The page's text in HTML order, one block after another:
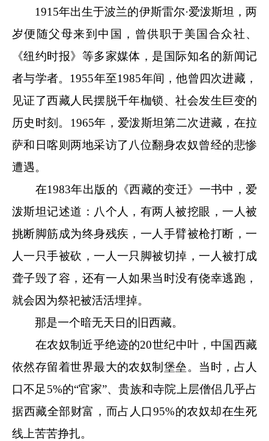
1915年出生于波兰的伊斯雷尔·爱泼斯坦，两
岁便随父母来到中国，曾供职于美国合众社、
《纽约时报》等多家媒体，是国际知名的新闻记
者与学者。1955年至1985年间，他曾四次进藏，
见证了西藏人民摆脱千年枷锁、社会发生巨变的
历史时刻。1965年，爱泼斯坦第二次进藏，在拉
萨和日喀则两地采访了八位翻身农奴曾经的悲惨
遭遇。
在1983年出版的《西藏的变迁》一书中，爱
泼斯坦记述道：八个人，有两人被挖眼，一人被
挑断脚筋成为终身残疾，一人手臂被枪打断，一
人一只手被砍，一人一只脚被切掉，一人被打成
聋子毁了容，还有一人如果当时没有侥幸逃跑，
就会因为祭祀被活活埋掉。
那是一个暗无天日的旧西藏。
在农奴制近乎绝迹的20世纪中叶，中国西藏
依然存留着世界最大的农奴制堡垒。当时，占人
口不足5%的“官家”、贵族和寺院上层僧侣几乎占
据西藏全部财富，而占人口95%的农奴却在生死
线上苦苦挣扎。